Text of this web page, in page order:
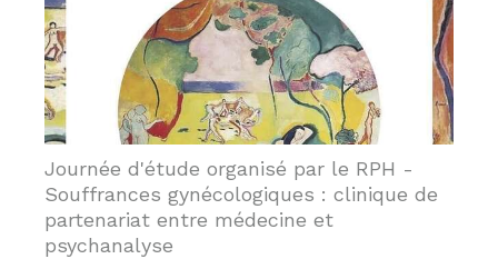
Journée d'étude organisé par le RPH -
Souffrances gynécologiques : clinique de
partenariat entre médecine et
psychanalyse